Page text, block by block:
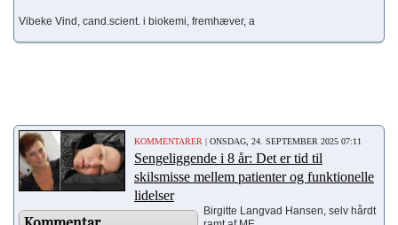
Vibeke Vind, cand.scient. i biokemi, fremhæver, a
KOMMENTARER | ONSDAG, 24. SEPTEMBER 2025 07:11
Sengeliggende i 8 år: Det er tid til
skilsmisse mellem patienter og funktionelle
lidelser
Birgitte Langvad Hansen, selv hårdt